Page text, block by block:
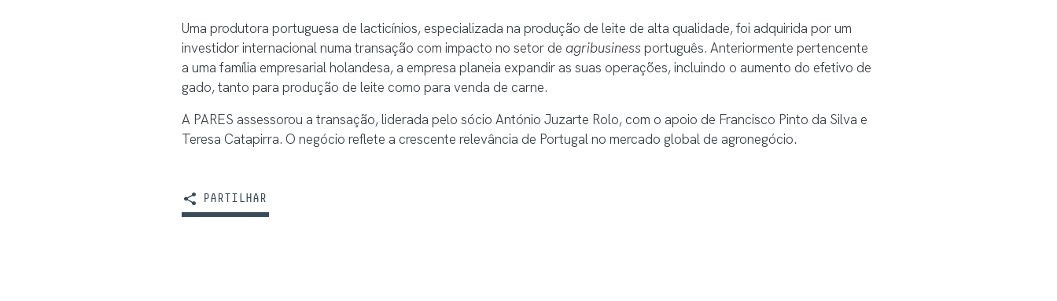
Uma produtora portuguesa de lacticínios, especializada na produção de leite de alta qualidade, foi adquirida por um
investidor internacional numa transação com impacto no setor de agribusiness português. Anteriormente pertencente
a uma família empresarial holandesa, a empresa planeia expandir as suas operações, incluindo o aumento do efetivo de
gado, tanto para produção de leite como para venda de carne.
A PARES assessorou a transação, liderada pelo sócio António Juzarte Rolo, com o apoio de Francisco Pinto da Silva e
Teresa Catapirra. O negócio reflete a crescente relevância de Portugal no mercado global de agronegócio.
PARTILHAR